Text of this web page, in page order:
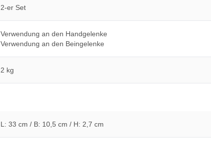
2-er Set
Verwendung an den Handgelenke
Verwendung an den Beingelenke
2 kg
L: 33 cm / B: 10,5 cm / H: 2,7 cm